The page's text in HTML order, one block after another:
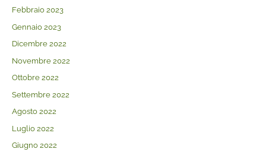
Febbraio 2023
Gennaio 2023
Dicembre 2022
Novembre 2022
Ottobre 2022
Settembre 2022
Agosto 2022
Luglio 2022
Giugno 2022